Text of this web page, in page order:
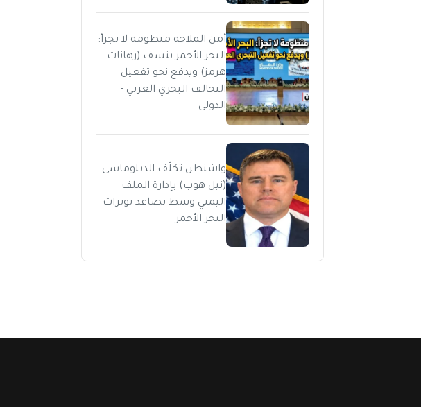
أمن الملاحة منظومة لا تجزأ:
البحر الأحمر ينسف (رهانات
هرمز) ويدفع نحو تفعيل
التحالف البحري العربي -
الدولي
واشنطن تكلّف الدبلوماسي
(نيل هوب) بإدارة الملف
اليمني وسط تصاعد توترات
البحر الأحمر